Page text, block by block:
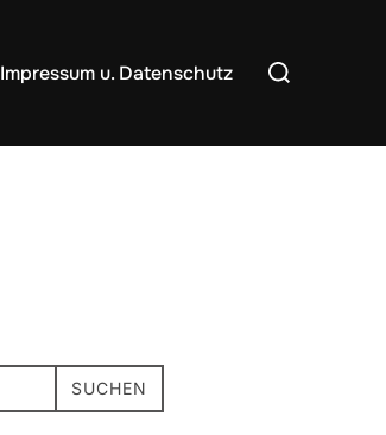
Impressum u. Datenschutz
Suchen
nach:
SUCHEN